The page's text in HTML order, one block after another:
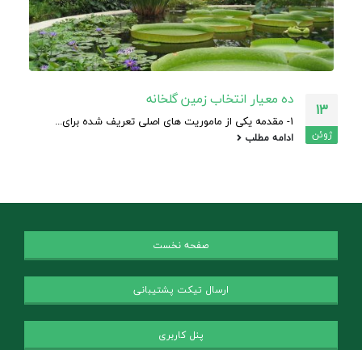
13
ژوئن
ده معیار انتخاب زمین گلخانه
1- مقدمه یکی از ماموریت های اصلی تعریف شده برای...
ادامه مطلب
صفحه نخست
ارسال تیکت پشتیبانی
پنل کاربری